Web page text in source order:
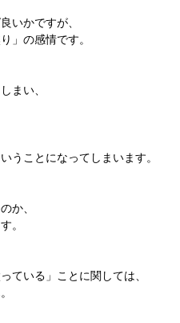
いかですが、
」の感情です。
まい、
うことになってしまいます。
か、
。
ている」ことに関しては、